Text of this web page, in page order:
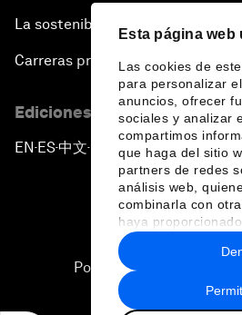
Esta página
Las cookies de
para personalizar
anuncios, ofrecer
sociales y analizar
compartimos
que haga del sitio
partners de redes
análisis web,
combinarla con
haya
recopilado a partir
hecho de sus
La sostenibilidad en el Foro
Carreras profesionales
Ediciones en otros idiomas
EN ▪ ES▪中文▪ 日本語
Política de privacidad y